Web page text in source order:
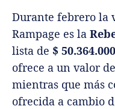
Durante febrero la
Rampage es la
lista de $
ofrece a un valor
mientras que más
ofrecida a cambio